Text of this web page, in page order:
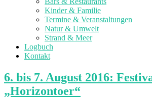
Kinder & Familie
Termine & Veranstaltungen
Natur & Umwelt
Strand & Meer
Logbuch
Kontakt
6. bis 7. August 2016:
„Horizontoer“